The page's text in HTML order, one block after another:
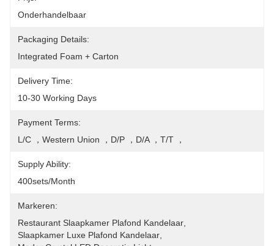
Onderhandelbaar
Packaging Details:
Integrated Foam + Carton
Delivery Time:
10-30 Working Days
Payment Terms:
L/C ，Western Union ，D/P ，D/A ，T/T ，
Supply Ability:
400sets/month
Markeren:
Restaurant Slaapkamer Plafond Kandelaar
Slaapkamer Luxe Plafond Kandelaar